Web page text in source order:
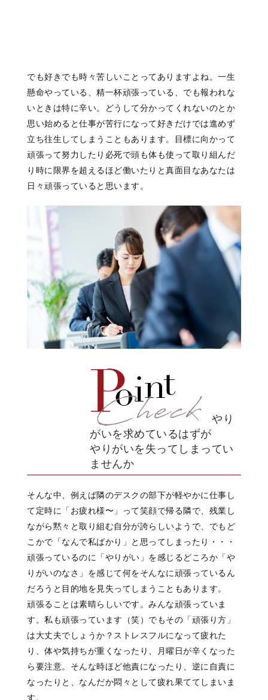
でも好きでも時々苦しいことってありますよね。 一生
懸命やっている、 精一杯頑張っている、 でも報われな
いときは特に辛い。
どうして分かってくれないのとか
思い始めると仕事が苦行になって好きだけでは進めず
立ち往生してしまうこともあります。
目標に向かって
頑張って努力したり 必死で頭も体も使って取り組んだ
り 時に限界を超えるほど働いたりと真面目なあなたは
日々頑張っていると思います。
やり
がいを求めているはずが
やりがいを失ってしまってい
ませんか
そんな中、 例えば隣のデスクの部下が軽やかに仕事し
て定時に「お疲れ様〜」って笑顔で帰る隣で、 残業し
ながら黙々と取り組む自分が誇らしいようで、 でもど
こかで 「なんで私ばかり」と思ってしまったり・・・
頑張っているのに
「やりがい」を感じるどころか 「や
りがいのなさ」を感じて何をそんなに頑張っているん
だろうと 目的地を見失ってしまうこともあります。
頑張ることは素晴らしいです。みんな頑張っていま
す。私も頑張っています（笑）でもその「頑張り方」
は大丈夫でしょうか？ ストレスフルになって疲れた
り、 体や気持ちが重くなったり、
月曜日が辛くなった
ら要注意。 そんな時ほど他責になったり、 逆に自責に
なったりと、 なんだか悶々として疲れ果ててしまいま
す。